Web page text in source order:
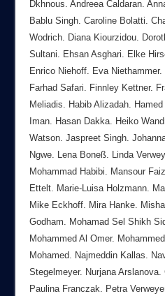
Dkhnous. Andreea Caldaran.
Bablu Singh. Caroline Bolatti.
Wodrich. Diana Kiourzidou.
Sultani. Ehsan Asghari. Elke
Enrico Niehoff. Eva Niethammer.
Farhad Safari. Finnley Kettner.
Meliadis. Habib Alizadah.
Iman. Hasan Dakka. Heiko
Watson. Jaspreet Singh.
Ngwe. Lena Boneß. Linda
Mohammad Habibi. Mansour
Ettelt. Marie-Luisa Holzmann.
Mike Eckhoff. Mira Hanke.
Godham. Mohamad Sel Shikh
Mohammed Al Omer.
Mohamed. Najmeddin Kallas.
Stegelmeyer. Nurjana Arslanova.
Paulina Franczak. Petra